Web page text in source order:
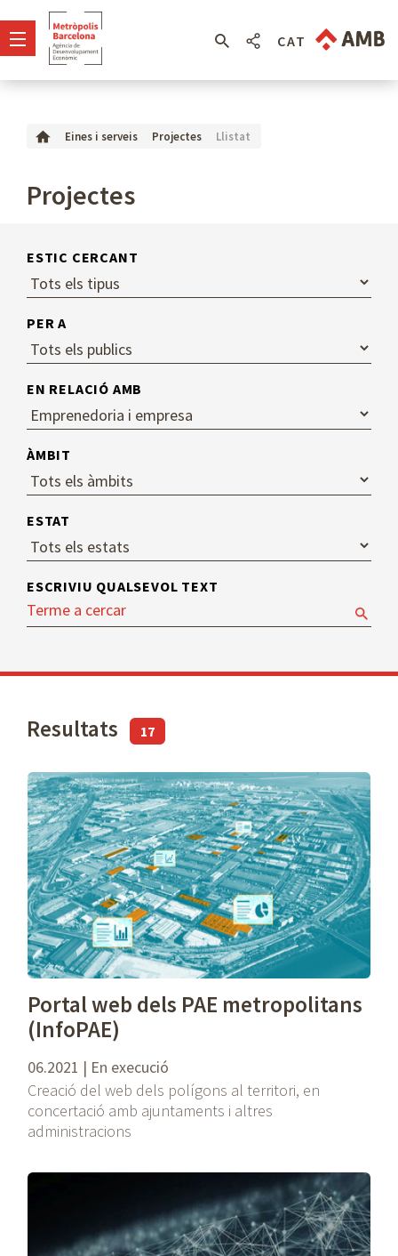
CAT
Eines i serveis Projectes Llistat
Projectes
ESTIC CERCANT
PER A
EN RELACIÓ AMB
ÀMBIT
ESTAT
ESCRIVIU QUALSEVOL TEXT
Resultats 17
Portal web dels PAE metropolitans
(InfoPAE)
06.2021 | En execució
Creació del web dels polígons al territori, en
concertació amb ajuntaments i altres
administracions